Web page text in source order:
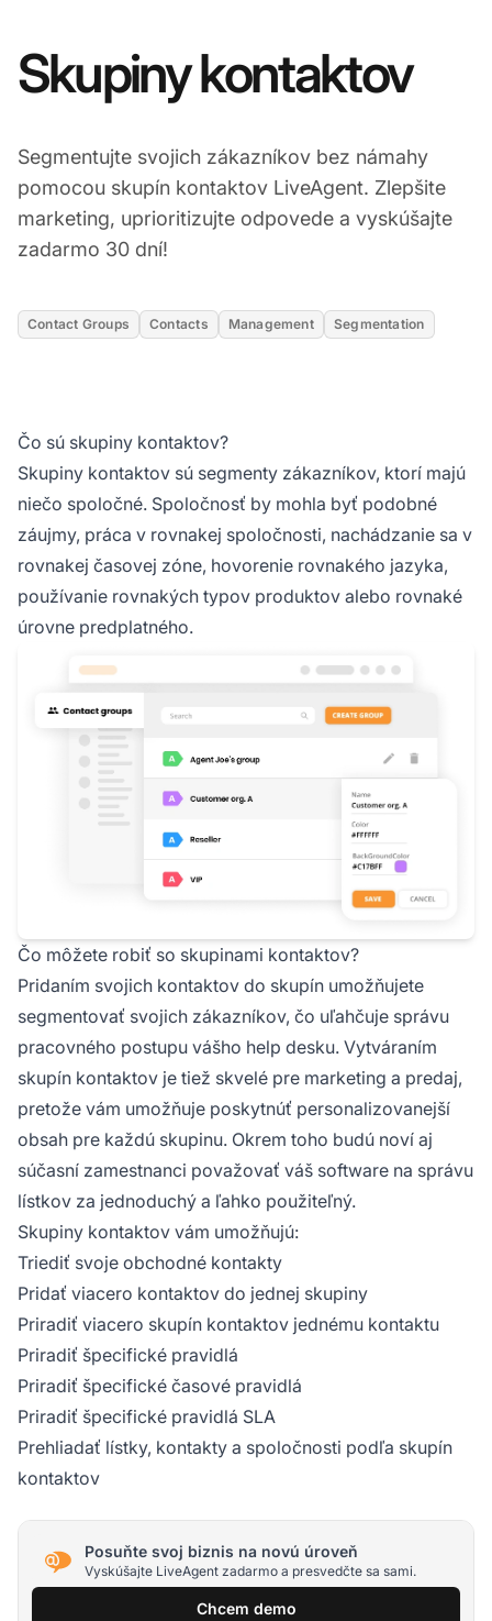
Skupiny kontaktov
Segmentujte svojich zákazníkov bez námahy
pomocou skupín kontaktov LiveAgent. Zlepšite
marketing, uprioritizujte odpovede a vyskúšajte
zadarmo 30 dní!
Contact Groups Contacts Management Segmentation
Čo sú skupiny kontaktov?
Skupiny kontaktov sú segmenty zákazníkov, ktorí majú
niečo spoločné. Spoločnosť by mohla byť podobné
záujmy, práca v rovnakej spoločnosti, nachádzanie sa v
rovnakej časovej zóne, hovorenie rovnakého jazyka,
používanie rovnakých typov produktov alebo rovnaké
úrovne predplatného.
Čo môžete robiť so skupinami kontaktov?
Pridaním svojich kontaktov do skupín umožňujete
segmentovať svojich zákazníkov, čo uľahčuje správu
pracovného postupu vášho help desku. Vytváraním
skupín kontaktov je tiež skvelé pre marketing a predaj,
pretože vám umožňuje poskytnúť personalizovanejší
obsah pre každú skupinu. Okrem toho budú noví aj
súčasní zamestnanci považovať váš software na správu
lístkov za jednoduchý a ľahko použiteľný.
Skupiny kontaktov vám umožňujú:
Triediť svoje obchodné kontakty
Pridať viacero kontaktov do jednej skupiny
Priradiť viacero skupín kontaktov jednému kontaktu
Priradiť špecifické pravidlá
Priradiť špecifické časové pravidlá
Priradiť špecifické pravidlá SLA
Prehliadať lístky, kontakty a spoločnosti podľa skupín
kontaktov
Posuňte svoj biznis na novú úroveň
Vyskúšajte LiveAgent zadarmo a presvedčte sa sami.
Chcem demo